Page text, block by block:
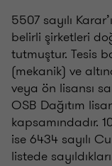
5507 sayılı
belirli şirketleri
tutmuştur. Tesis
(mekanik) ve
veya ön lisansı
OSB Dağıtım
kapsamındadır.
ise 6434 sayılı
listede